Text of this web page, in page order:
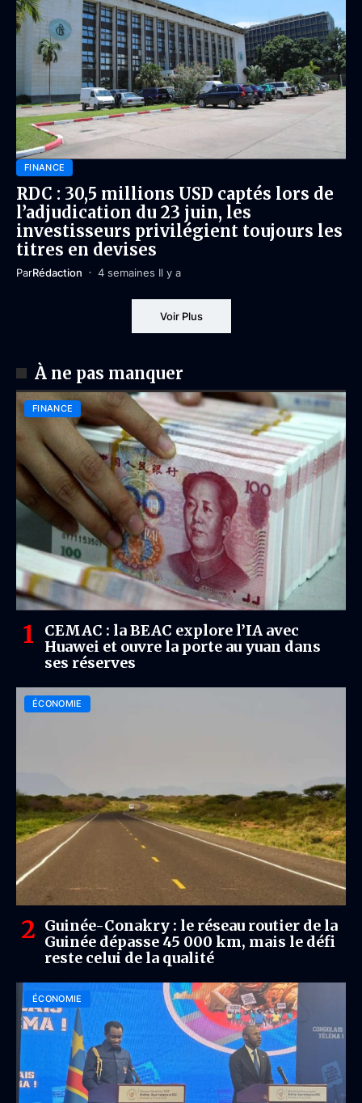
FINANCE
RDC : 30,5 millions USD captés lors de
l’adjudication du 23 juin, les
investisseurs privilégient toujours les
titres en devises
ParRédaction 4 semaines Il y a
Voir Plus
À ne pas manquer
FINANCE
CEMAC : la BEAC explore l’IA avec
Huawei et ouvre la porte au yuan dans
ses réserves
ÉCONOMIE
Guinée-Conakry : le réseau routier de la
Guinée dépasse 45 000 km, mais le défi
reste celui de la qualité
ÉCONOMIE